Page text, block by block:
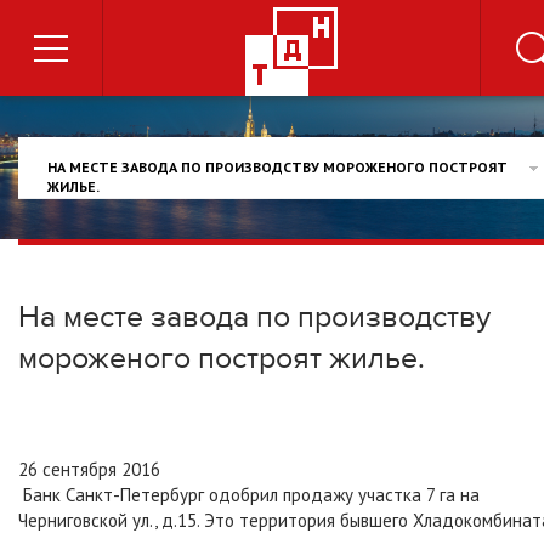
НА МЕСТЕ ЗАВОДА ПО ПРОИЗВОДСТВУ МОРОЖЕНОГО ПОСТРОЯТ
ЖИЛЬЕ.
На месте завода по производству
мороженого построят жилье.
26 сентября 2016
Банк Санкт-Петербург одобрил продажу участка 7 га на
Черниговской ул., д.15. Это территория бывшего